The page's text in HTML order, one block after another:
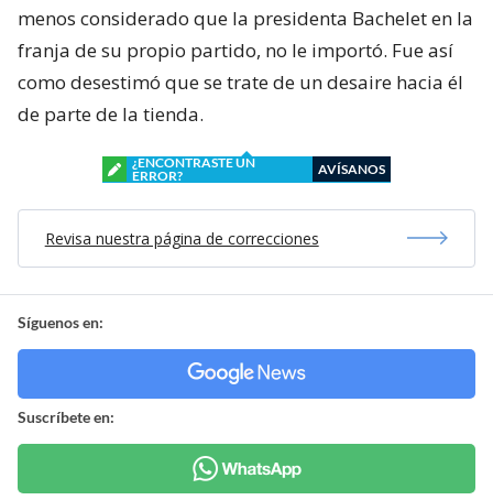
menos considerado que la presidenta Bachelet en la
franja de su propio partido, no le importó. Fue así
como desestimó que se trate de un desaire hacia él
de parte de la tienda.
¿ENCONTRASTE UN
ERROR?
AVÍSANOS
Revisa nuestra página de correcciones
Síguenos en:
Suscríbete en: